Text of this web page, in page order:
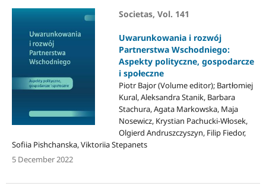
Societas, Vol. 141
Uwarunkowania i rozwój
Partnerstwa Wschodniego:
Aspekty polityczne, gospodarcze
i społeczne
Piotr Bajor (Volume editor); Bartłomiej
Kural, Aleksandra Stanik, Barbara
Stachura, Agata Markowska, Maja
Nosewicz, Krystian Pachucki-Włosek,
Olgierd Andruszczyszyn, Filip Fiedor,
Sofiia Pishchanska, Viktoriia Stepanets
5 December 2022